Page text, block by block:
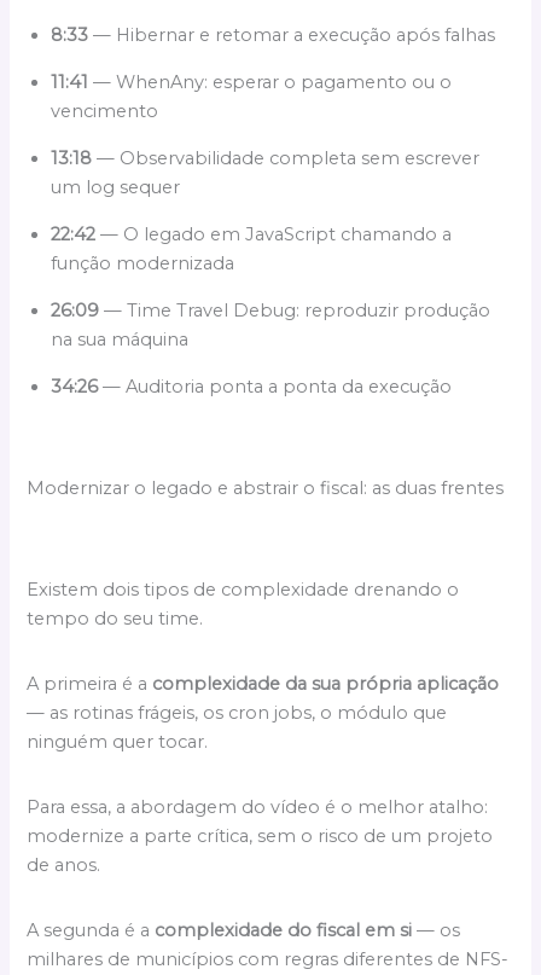
8:33 — Hibernar e retomar a execução após falhas
11:41 — WhenAny: esperar o pagamento ou o
vencimento
13:18 — Observabilidade completa sem escrever
um log sequer
22:42 — O legado em JavaScript chamando a
função modernizada
26:09 — Time Travel Debug: reproduzir produção
na sua máquina
34:26— Auditoria ponta a ponta da execução
Modernizar o legado e abstrair o fiscal: as duas frentes
Existem dois tipos de complexidade drenando o
tempo do seu time.
A primeira é a complexidade da sua própria aplicação
— as rotinas frágeis, os cron jobs, o módulo que
ninguém quer tocar.
Para essa, a abordagem do vídeo é o melhor atalho:
modernize a parte crítica, sem o risco de um projeto
de anos.
A segunda é a complexidade do fiscal em si — os
milhares de municípios com regras diferentes de NFS-